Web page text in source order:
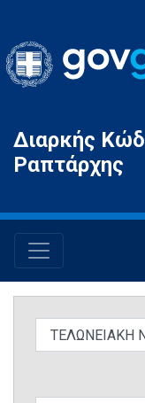
Gov.gr
Διαρκής
Ραπτάρχης